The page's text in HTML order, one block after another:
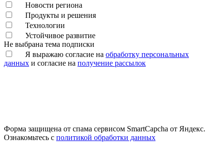
Новости региона
Продукты и решения
Технологии
Устойчивое развитие
Не выбрана тема подписки
Я выражаю согласие на обработку персональных
данных и согласие на получение рассылок
Форма защищена от спама сервисом SmartCapcha от Яндекс.
Ознакомьтесь с политикой обработки данных